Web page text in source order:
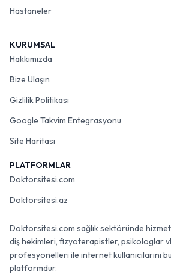
Hastaneler
KURUMSAL
Hakkımızda
Bize Ulaşın
Gizlilik Politikası
Google Takvim Entegrasyonu
Site Haritası
PLATFORMLAR
Doktorsitesi.com
Doktorsitesi.az
Doktorsitesi.com sağlık sektöründe
diş hekimleri, fizyoterapistler, psikologlar
profesyonelleri ile internet kullanıcılarını
platformdur.